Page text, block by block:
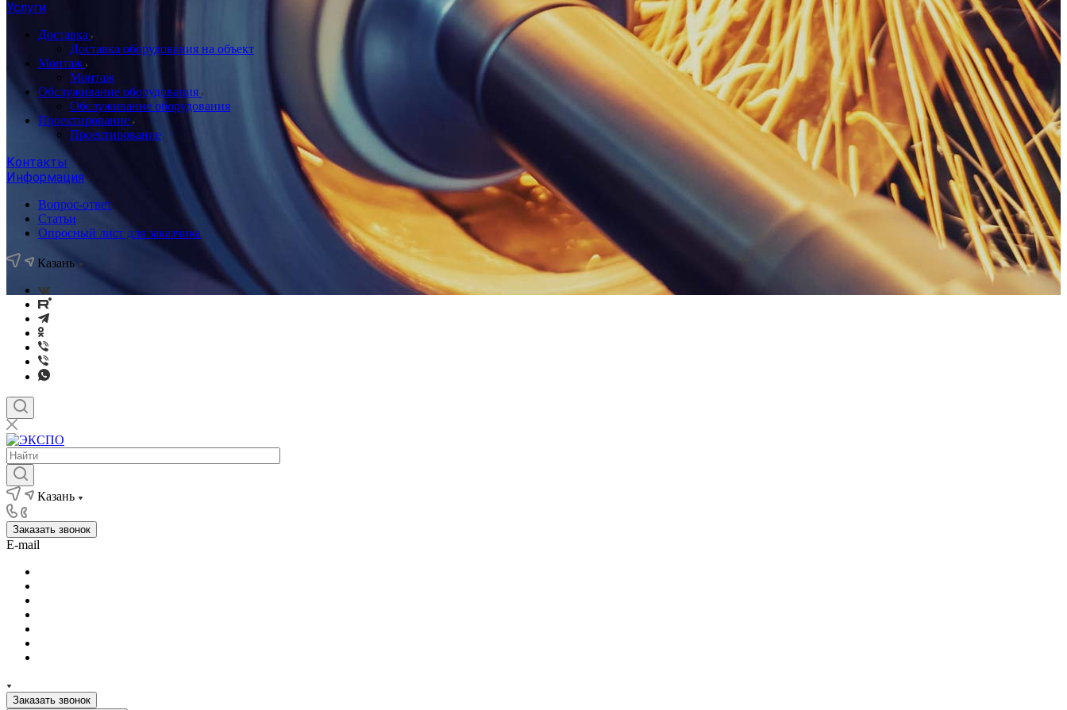
Услуги
Доставка
Доставка оборудования на объект
Монтаж
Монтаж
Обслуживание оборудования
Обслуживание оборудования
Проектирование
Проектирование
Контакты
Информация
Вопрос-ответ
Статьи
Опросный лист для заказчика
Казань
Казань
Заказать звонок
E-mail
Заказать звонок